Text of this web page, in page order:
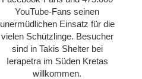
YouTube-Fans seinen
unermüdlichen Einsatz für die
vielen Schützlinge. Besucher
sind in Takis Shelter bei
Ierapetra im Süden Kretas
willkommen.